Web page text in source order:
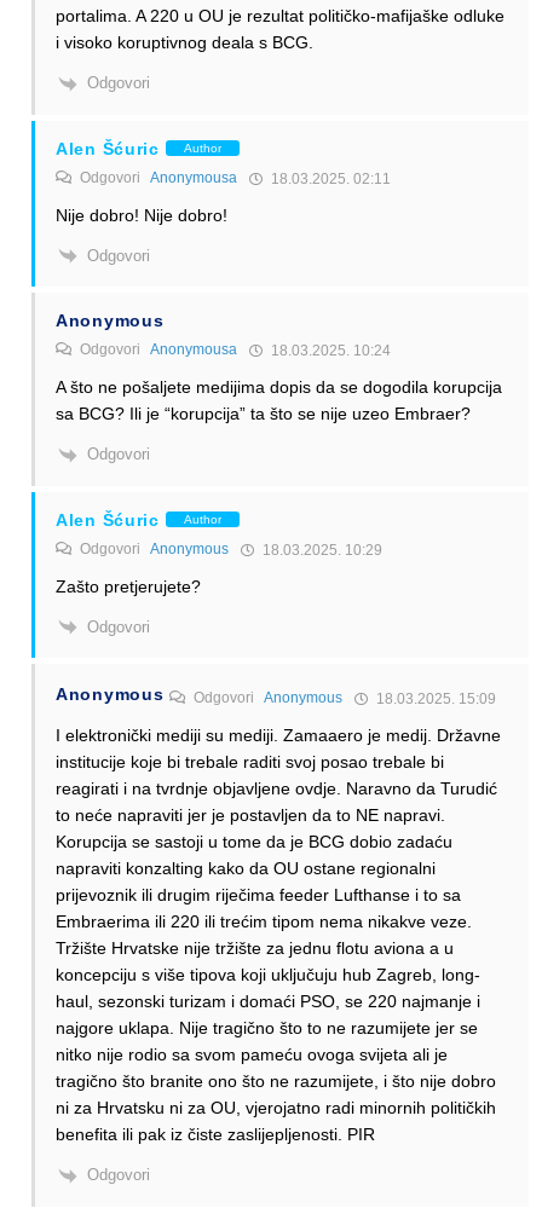
portalima. A 220 u OU je rezultat političko-mafijaške odluke
i visoko koruptivnog deala s BCG.
Odgovori
Alen Šćuric Author
Odgovori Anonymousa 18.03.2025. 02:11
Nije dobro! Nije dobro!
Odgovori
Anonymous
Odgovori Anonymousa 18.03.2025. 10:24
A što ne pošaljete medijima dopis da se dogodila korupcija
sa BCG? Ili je “korupcija” ta što se nije uzeo Embraer?
Odgovori
Alen Šćuric Author
Odgovori Anonymous 18.03.2025. 10:29
Zašto pretjerujete?
Odgovori
Anonymous OdgovoriAnonymous 18.03.2025. 15:09
I elektronički mediji su mediji. Zamaaero je medij. Državne
institucije koje bi trebale raditi svoj posao trebale bi
reagirati i na tvrdnje objavljene ovdje. Naravno da Turudić
to neće napraviti jer je postavljen da to NE napravi.
Korupcija se sastoji u tome da je BCG dobio zadaću
napraviti konzalting kako da OU ostane regionalni
prijevoznik ili drugim riječima feeder Lufthanse i to sa
Embraerima ili 220 ili trećim tipom nema nikakve veze.
Tržište Hrvatske nije tržište za jednu flotu aviona a u
koncepciju s više tipova koji uključuju hub Zagreb, long-
haul, sezonski turizam i domaći PSO, se 220 najmanje i
najgore uklapa. Nije tragično što to ne razumijete jer se
nitko nije rodio sa svom pameću ovoga svijeta ali je
tragično što branite ono što ne razumijete, i što nije dobro
ni za Hrvatsku ni za OU, vjerojatno radi minornih političkih
benefita ili pak iz čiste zaslijepljenosti. PIR
Odgovori